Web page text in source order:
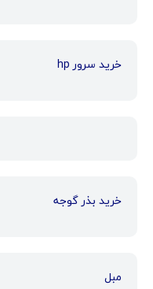
خرید سرور hp
خرید بذر گوجه
مبل